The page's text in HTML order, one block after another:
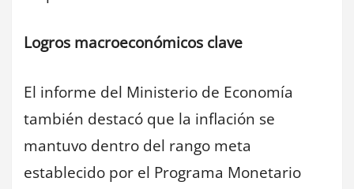
Logros macroeconómicos clave
El informe del Ministerio de Economía
también destacó que la inflación se
mantuvo dentro del rango meta
establecido por el Programa Monetario